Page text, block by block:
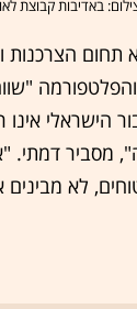
באדיבות קבוצת
תחום הצרכנות
הישראלי אינו
מסביר דמתי.
לא